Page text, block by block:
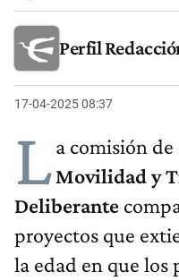
Perfil
17-04-2025 08:37
La comisión de
Movilidad y
Deliberante
proyectos que
la edad en que los